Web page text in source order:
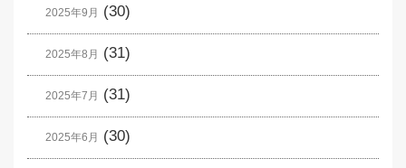
2025年9月 (30)
2025年8月 (31)
2025年7月 (31)
2025年6月 (30)